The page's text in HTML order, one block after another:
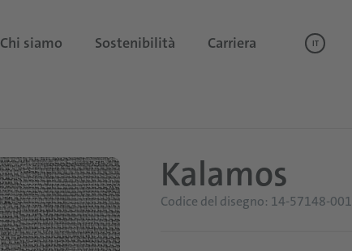
Chi siamo Sostenibilità Carriera IT
Kalamos
Codice del disegno: 14-57148-001